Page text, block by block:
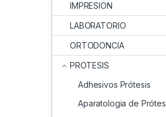
IMPRESION
LABORATORIO
ORTODONCIA
PROTESIS
Adhesivos Prótesis
Aparatologia de